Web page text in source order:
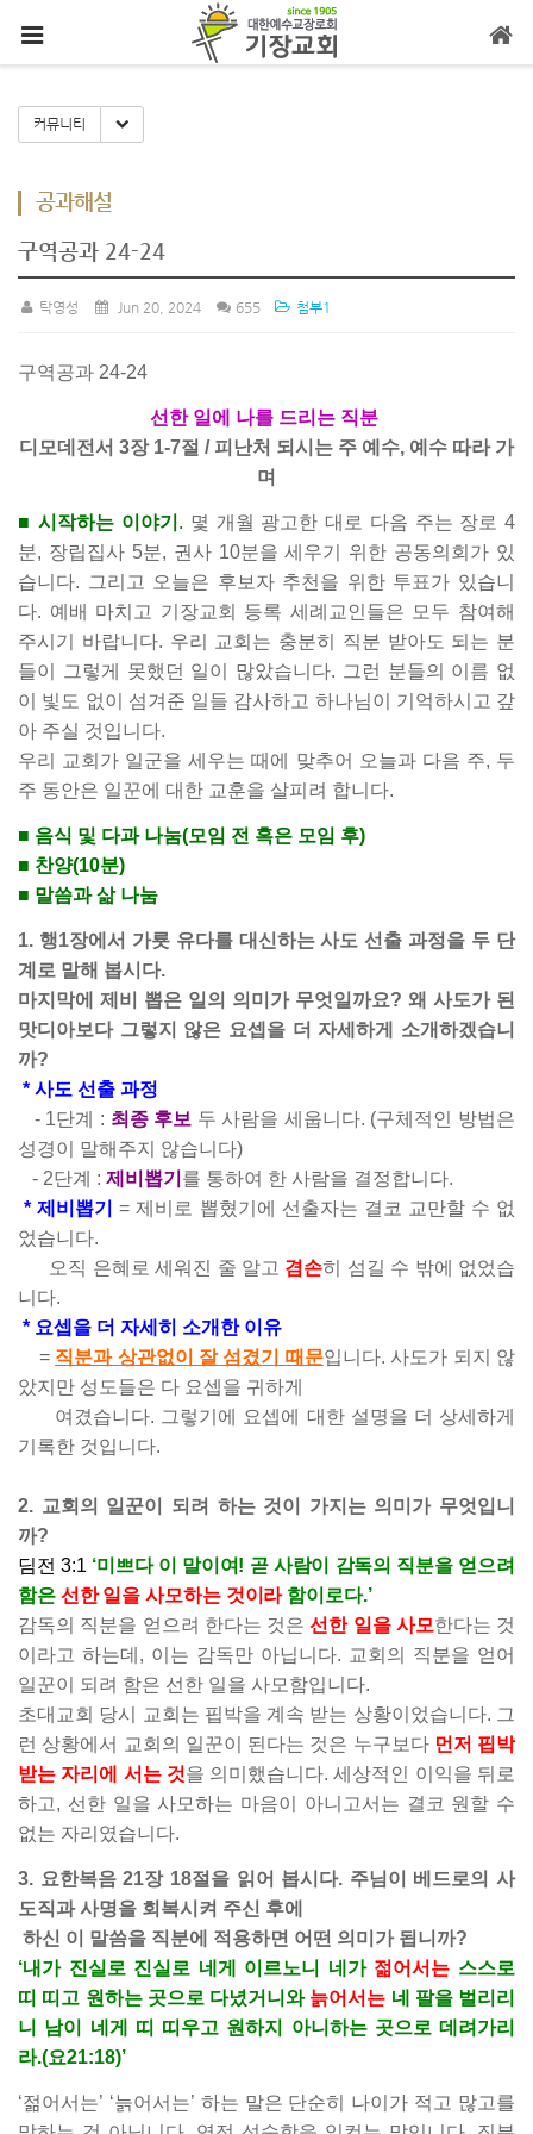
커뮤니티 Toggle Dropdown
공과해설
구역공과 24-24
탁영성 Jun 20, 2024 655 첨부1
구역공과 24-24
선한 일에 나를 드리는 직분
디모데전서 3장 1-7절 / 피난처 되시는 주 예수, 예수 따라 가
며
■ 시작하는 이야기 . 몇 개월 광고한 대로 다음 주는 장로 4
분, 장립집사 5분, 권사 10분을 세우기 위한 공동의회가 있
습니다. 그리고 오늘은 후보자 추천을 위한 투표가 있습니
다. 예배 마치고 기장교회 등록 세례교인들은 모두 참여해
주시기 바랍니다. 우리 교회는 충분히 직분 받아도 되는 분
들이 그렇게 못했던 일이 많았습니다. 그런 분들의 이름 없
이 빛도 없이 섬겨준 일들 감사하고 하나님이 기억하시고 갚
아 주실 것입니다.
우리 교회가 일군을 세우는 때에 맞추어 오늘과 다음 주, 두
주 동안은 일꾼에 대한 교훈을 살피려 합니다.
■ 음식 및 다과 나눔(모임 전 혹은 모임 후)
■ 찬양(10분)
■ 말씀과 삶 나눔
1. 행1장에서 가룟 유다를 대신하는 사도 선출 과정을 두 단
계로 말해 봅시다.
마지막에 제비 뽑은 일의 의미가 무엇일까요? 왜 사도가 된
맛디아보다 그렇지 않은 요셉을 더 자세하게 소개하겠습니
까?
* 사도 선출 과정
- 1단계 : 최종 후보 두 사람을 세웁니다. (구체적인 방법은
성경이 말해주지 않습니다)
- 2단계 : 제비뽑기 를 통하여 한 사람을 결정합니다.
* 제비뽑기
= 제비로 뽑혔기에 선출자는 결코 교만할 수 없
었습니다.
오직 은혜로 세워진 줄 알고 겸손히 섬길 수 밖에 없었습
니다.
* 요셉을 더 자세히 소개한 이유
= 직분과 상관없이 잘 섬겼기 때문입니다. 사도가 되지 않
았지만 성도들은 다 요셉을 귀하게
여겼습니다. 그렇기에 요셉에 대한 설명을 더 상세하게
기록한 것입니다.
2. 교회의 일꾼이 되려 하는 것이 가지는 의미가 무엇입니
까?
딤전 3:1 ‘미쁘다 이 말이여! 곧 사람이 감독의 직분을 얻으려
함은 선한 일을 사모하는 것이라함이로다.’
감독의 직분을 얻으려 한다는 것은선한 일을 사모한다는 것
이라고 하는데, 이는 감독만 아닙니다. 교회의 직분을 얻어
일꾼이 되려 함은 선한 일을 사모함입니다.
초대교회 당시 교회는 핍박을 계속 받는 상황이었습니다. 그
런 상황에서 교회의 일꾼이 된다는 것은 누구보다 먼저 핍박
받는 자리에 서는 것을 의미했습니다. 세상적인 이익을 뒤로
하고, 선한 일을 사모하는 마음이 아니고서는 결코 원할 수
없는 자리였습니다.
3. 요한복음 21장 18절을 읽어 봅시다. 주님이 베드로의 사
도직과 사명을 회복시켜 주신 후에
하신 이 말씀을 직분에 적용하면 어떤 의미가 됩니까?
‘내가 진실로 진실로 네게 이르노니 네가 젊어서는 스스로
띠 띠고 원하는 곳으로 다녔거니와 늙어서는 네 팔을 벌리리
니 남이 네게 띠 띠우고 원하지 아니하는 곳으로 데려가리
라.(요21:18)’
‘젊어서는’ ‘늙어서는’ 하는 말은 단순히 나이가 적고 많고를